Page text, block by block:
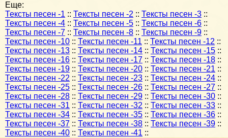
Еще:
Тексты песен -1 :: Тексты песен -2 :: Тексты песен -3 ::
Тексты песен -4 :: Тексты песен -5 :: Тексты песен -6 ::
Тексты песен -7 :: Тексты песен -8 :: Тексты песен -9 ::
Тексты песен -10 :: Тексты песен -11 :: Тексты песен -12 ::
Тексты песен -13 :: Тексты песен -14 :: Тексты песен -15 ::
Тексты песен -16 :: Тексты песен -17 :: Тексты песен -18 ::
Тексты песен -19 :: Тексты песен -20 :: Тексты песен -21 ::
Тексты песен -22 :: Тексты песен -23 :: Тексты песен -24 ::
Тексты песен -25 :: Тексты песен -26 :: Тексты песен -27 ::
Тексты песен -28 :: Тексты песен -29 :: Тексты песен -30 ::
Тексты песен -31 :: Тексты песен -32 :: Тексты песен -33 ::
Тексты песен -34 :: Тексты песен -35 :: Тексты песен -36 ::
Тексты песен -37 :: Тексты песен -38 :: Тексты песен -39 ::
Тексты песен -40 :: Тексты песен -41 ::